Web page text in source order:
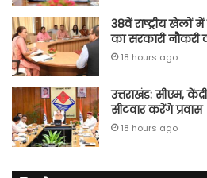
38वें राष्ट्रीय खेलों
का सरकारी नौकरी
18 hours ago
उत्तराखंड: सीएम,
सीटवार करेंगे प्रवास
18 hours ago